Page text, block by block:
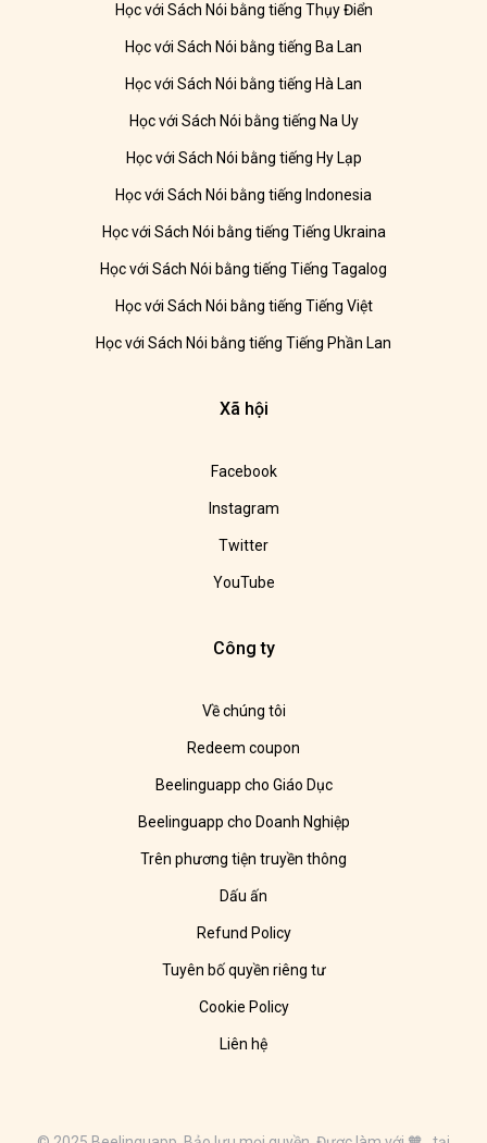
Học với Sách Nói bằng tiếng Thụy Điển
Học với Sách Nói bằng tiếng Ba Lan
Học với Sách Nói bằng tiếng Hà Lan
Học với Sách Nói bằng tiếng Na Uy
Học với Sách Nói bằng tiếng Hy Lạp
Học với Sách Nói bằng tiếng Indonesia
Học với Sách Nói bằng tiếng Tiếng Ukraina
Học với Sách Nói bằng tiếng Tiếng Tagalog
Học với Sách Nói bằng tiếng Tiếng Việt
Học với Sách Nói bằng tiếng Tiếng Phần Lan
Xã hội
Facebook
Instagram
Twitter
YouTube
Công ty
Về chúng tôi
Redeem coupon
Beelinguapp cho Giáo Dục
Beelinguapp cho Doanh Nghiệp
Trên phương tiện truyền thông
Dấu ấn
Refund Policy
Tuyên bố quyền riêng tư
Cookie Policy
Liên hệ